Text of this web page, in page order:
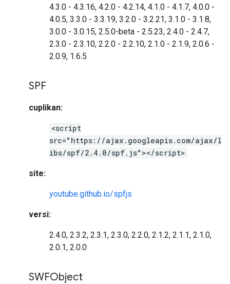
4.3.0 - 4.3.16, 4.2.0 - 4.2.14, 4.1.0 - 4.1.7, 4.0.0 -
4.0.5, 3.3.0 - 3.3.19, 3.2.0 - 3.2.21, 3.1.0 - 3.1.8,
3.0.0 - 3.0.15, 2.5.0-beta - 2.5.23, 2.4.0 - 2.4.7,
2.3.0 - 2.3.10, 2.2.0 - 2.2.10, 2.1.0 - 2.1.9, 2.0.6 -
2.0.9, 1.6.5
SPF
cuplikan:
<script
src="https://ajax.googleapis.com/ajax/l
ibs/spf/2.4.0/spf.js"></script>
site:
youtube.github.io/spfjs
versi:
2.4.0, 2.3.2, 2.3.1, 2.3.0, 2.2.0, 2.1.2, 2.1.1, 2.1.0,
2.0.1, 2.0.0
SWFObject